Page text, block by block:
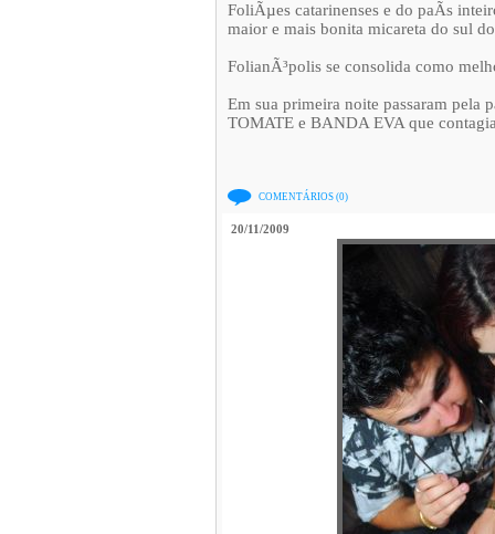
FoliÃµes catarinenses e do paÃ­s
maior e mais bonita micareta do sul
FolianÃ³polis se consolida como
Em sua primeira noite passaram pela
TOMATE e BANDA EVA que
COMENTÁRIOS (0)
20/11/2009